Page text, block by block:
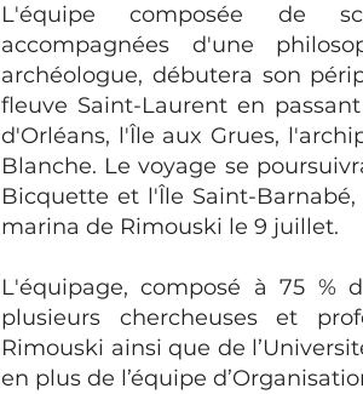
L'équipe composée de
accompagnées d'une
archéologue, débutera son
fleuve Saint-Laurent en
d'Orléans, l'Île aux Grues,
Blanche. Le voyage se
Bicquette et l'Île Saint-
marina de Rimouski le 9 juillet.
L'équipage, composé à 75 %
plusieurs chercheuses et
Rimouski ainsi que de
en plus de l’équipe